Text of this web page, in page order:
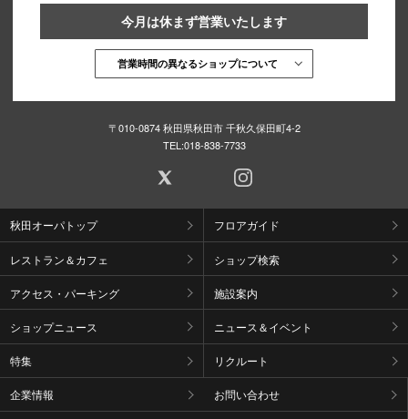
今月は休まず営業いたします
営業時間の異なるショップについて
〒010-0874 秋田県秋田市 千秋久保田町4-2
TEL:018-838-7733
秋田オーパトップ フロアガイド
レストラン＆カフェ ショップ検索
アクセス・パーキング 施設案内
ショップニュース ニュース＆イベント
特集 リクルート
企業情報 お問い合わせ